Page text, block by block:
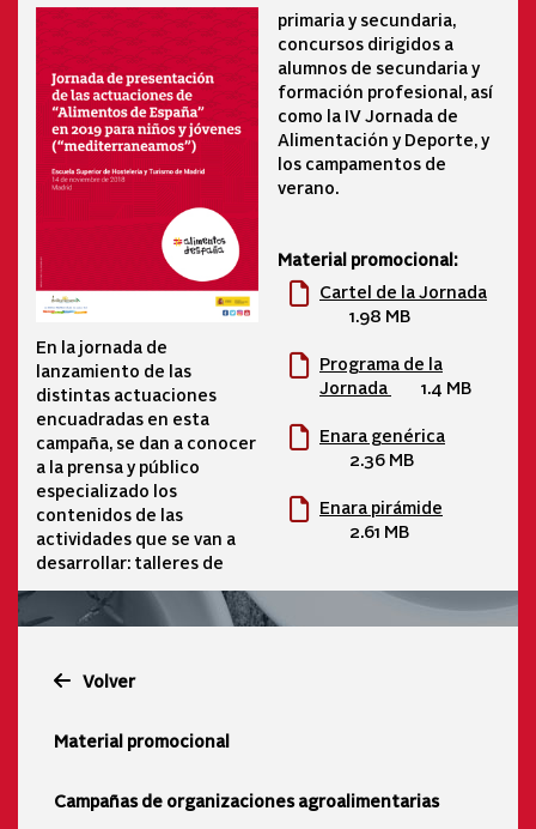
En la jornada de
lanzamiento de las
distintas actuaciones
encuadradas en esta
campaña, se dan a conocer
a la prensa y público
especializado los
contenidos de las
actividades que se van a
desarrollar: talleres de
primaria y secundaria,
concursos dirigidos a
alumnos de secundaria y
formación profesional, así
como la IV Jornada de
Alimentación y Deporte, y
los campamentos de
verano.
Material promocional:
Cartel de la Jornada
1.98 MB
Programa de la
Jornada
1.4 MB
Enara genérica
2.36 MB
Enara pirámide
2.61 MB
Volver
Material promocional
Campañas de organizaciones agroalimentarias